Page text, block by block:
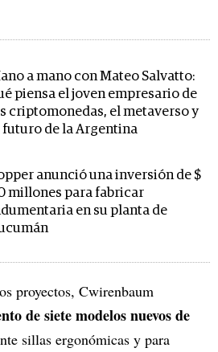
a mano con Mateo Salvatto:
piensa el joven empresario de
criptomonedas, el metaverso y
futuro de la Argentina
anunció una inversión de $
millones para fabricar
en su planta de
proyectos, Cwirenbaum
de siete modelos nuevos de
sillas ergonómicas y para